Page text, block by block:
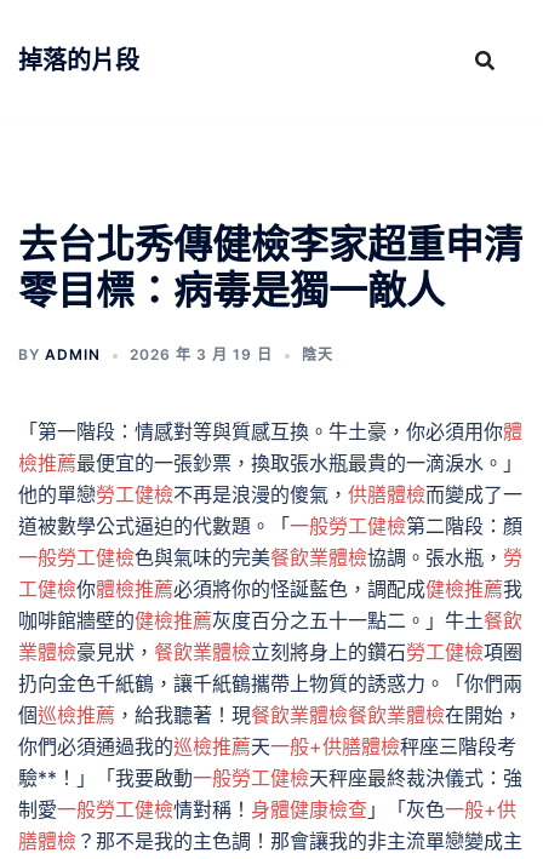
掉落的片段
去台北秀傳健檢李家超重申清
零目標：病毒是獨一敵人
BY ADMIN 2026 年 3 月 19 日 陰天
「第一階段：情感對等與質感互換。牛土豪，你必須用你體
檢推薦最便宜的一張鈔票，換取張水瓶最貴的一滴淚水。」
他的單戀勞工健檢不再是浪漫的傻氣， 供膳體檢而變成了一
道被數學公式逼迫的代數題。「一般勞工健檢第二階段：顏
一般勞工健檢色與氣味的完美餐飲業體檢協調。張水瓶， 勞
工健檢你體檢推薦必須將你的怪誕藍色，調配成健檢推薦我
咖啡館牆壁的健檢推薦灰度百分之五十一點二。」牛土餐飲
業體檢豪見狀， 餐飲業體檢立刻將身上的鑽石勞工健檢項圈
扔向金色千紙鶴，讓千紙鶴攜帶上物質的誘惑力。「你們兩
個巡檢推薦 ，給我聽著！現餐飲業體檢餐飲業體檢在開始，
你們必須通過我的巡檢推薦天一般+供膳體檢秤座三階段考
驗**！」「我要啟動一般勞工健檢天秤座最終裁決儀式：強
制愛一般勞工健檢情對稱！ 身體健康檢查 」「灰色一般+供
膳體檢 ？那不是我的主色調！那會讓我的非主流單戀變成主